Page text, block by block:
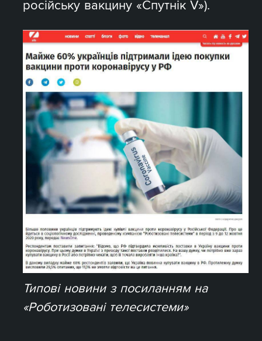
російську вакцину «Спутнік V»).
Типові новини з посиланням на
«Роботизовані телесистеми»